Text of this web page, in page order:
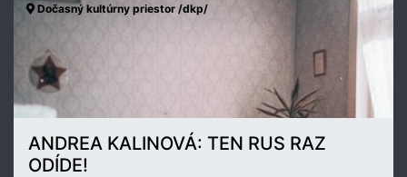
Dočasný kultúrny priestor /dkp/
ANDREA KALINOVÁ: TEN RUS RAZ
ODÍDE!